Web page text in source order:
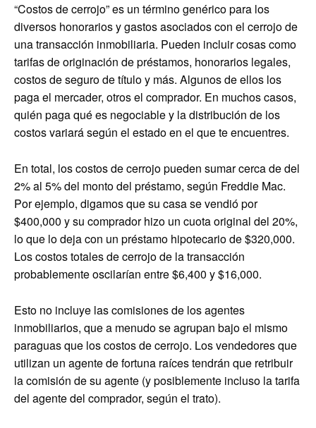
“Costos de cerrojo” es un término genérico para los
diversos honorarios y gastos asociados con el cerrojo de
una transacción inmobiliaria. Pueden incluir cosas como
tarifas de originación de préstamos, honorarios legales,
costos de seguro de título y más. Algunos de ellos los
paga el mercader, otros el comprador. En muchos casos,
quién paga qué es negociable y la distribución de los
costos variará según el estado en el que te encuentres.
En total, los costos de cerrojo pueden sumar cerca de del
2% al 5% del monto del préstamo, según Freddie Mac.
Por ejemplo, digamos que su casa se vendió por
$400,000 y su comprador hizo un cuota original del 20%,
lo que lo deja con un préstamo hipotecario de $320,000.
Los costos totales de cerrojo de la transacción
probablemente oscilarían entre $6,400 y $16,000.
Esto no incluye las comisiones de los agentes
inmobiliarios, que a menudo se agrupan bajo el mismo
paraguas que los costos de cerrojo. Los vendedores que
utilizan un agente de fortuna raíces tendrán que retribuir
la comisión de su agente (y posiblemente incluso la tarifa
del agente del comprador, según el trato).